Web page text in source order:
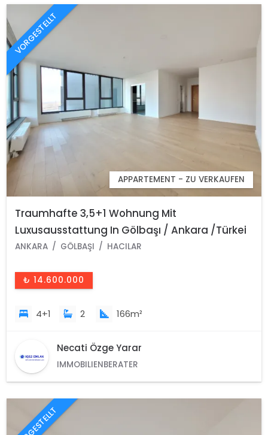
VORGESTELLT
APPARTEMENT - ZU VERKAUFEN
Traumhafte 3,5+1 Wohnung Mit
Luxusausstattung In Gölbaşı / Ankara /Türkei
ANKARA GÖLBAŞI HACILAR
₺ 14.600.000
4+1 2 166m²
Necati Özge Yarar
IMMOBILIENBERATER